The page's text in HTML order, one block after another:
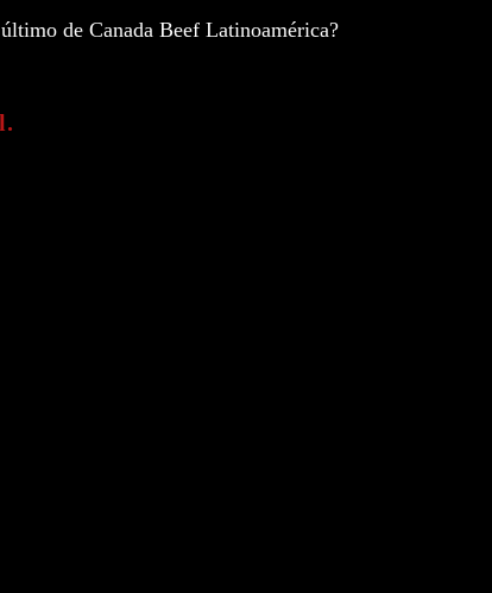
de Canada Beef Latinoamérica?